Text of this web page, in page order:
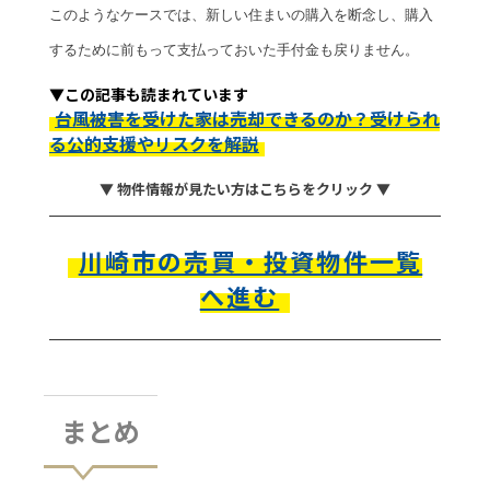
このようなケースでは、新しい住まいの購入を断念し、購入
するために前もって支払っておいた手付金も戻りません。
▼この記事も読まれています
台風被害を受けた家は売却できるのか？受けられ
る公的支援やリスクを解説
▼ 物件情報が見たい方はこちらをクリック ▼
川崎市の売買・投資物件一覧
へ進む
まとめ